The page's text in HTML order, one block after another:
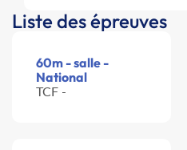
Liste des épreuves
60m - salle -
National
TCF -